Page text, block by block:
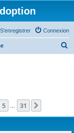
Connexion
S’enregistrer
c
5 31